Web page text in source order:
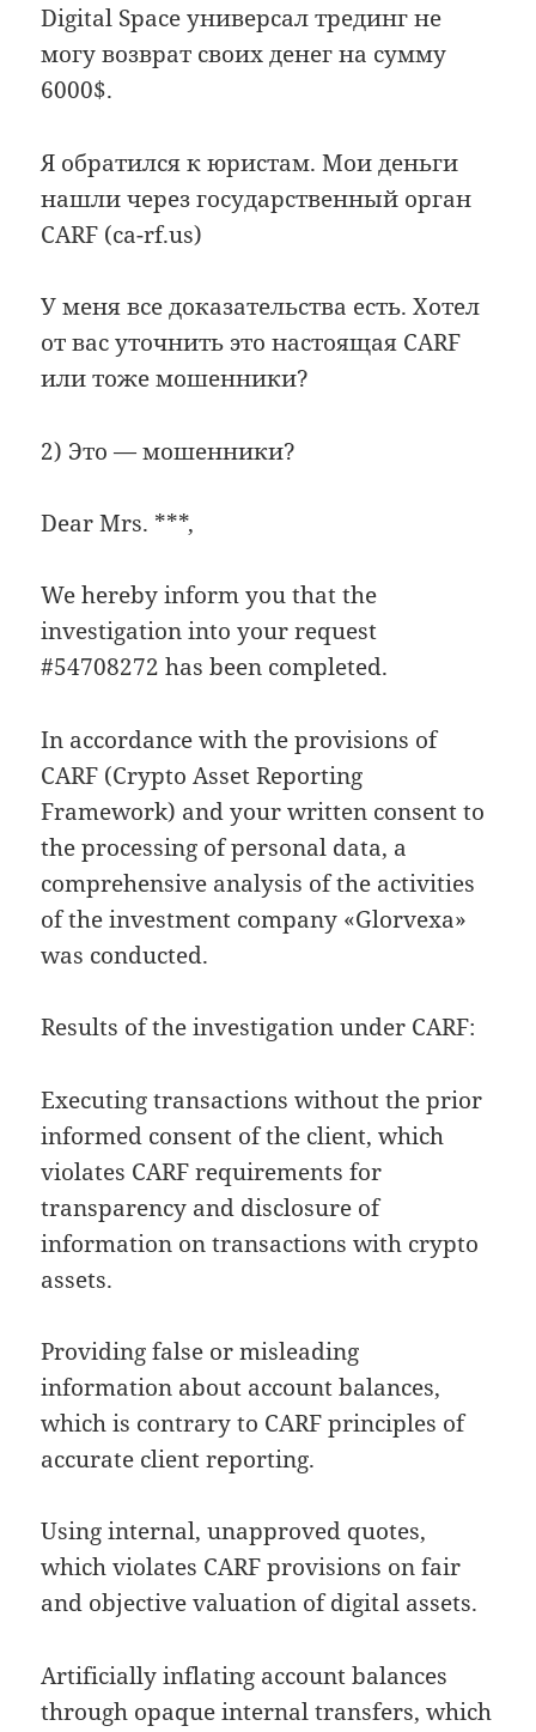
Digital Space универсал трединг не
могу возврат своих денег на сумму
6000$.
Я обратился к юристам. Мои деньги
нашли через государственный орган
CARF (ca-rf.us)
У меня все доказательства есть. Хотел
от вас уточнить это настоящая CARF
или тоже мошенники?
2) Это — мошенники?
Dear Mrs. ***,
We hereby inform you that the
investigation into your request
#54708272 has been completed.
In accordance with the provisions of
CARF (Crypto Asset Reporting
Framework) and your written consent to
the processing of personal data, a
comprehensive analysis of the activities
of the investment company «Glorvexa»
was conducted.
Results of the investigation under CARF:
Executing transactions without the prior
informed consent of the client, which
violates CARF requirements for
transparency and disclosure of
information on transactions with crypto
assets.
Providing false or misleading
information about account balances,
which is contrary to CARF principles of
accurate client reporting.
Using internal, unapproved quotes,
which violates CARF provisions on fair
and objective valuation of digital assets.
Artificially inflating account balances
through opaque internal transfers, which